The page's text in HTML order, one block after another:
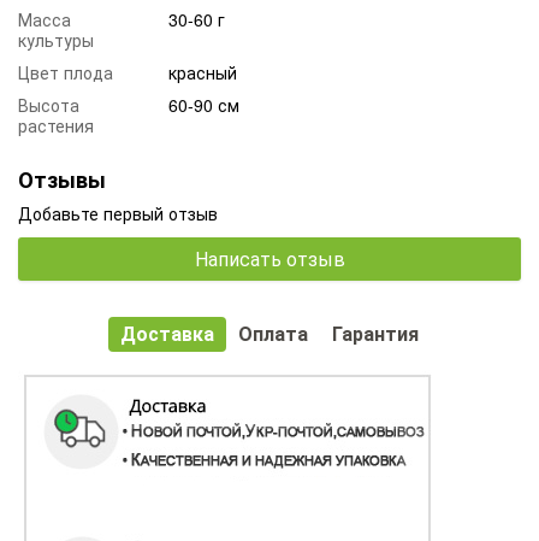
Масса
культуры
30-60 г
Цвет плода
красный
Высота
растения
60-90 см
Отзывы
Добавьте первый отзыв
Написать отзыв
Доставка Оплата Гарантия